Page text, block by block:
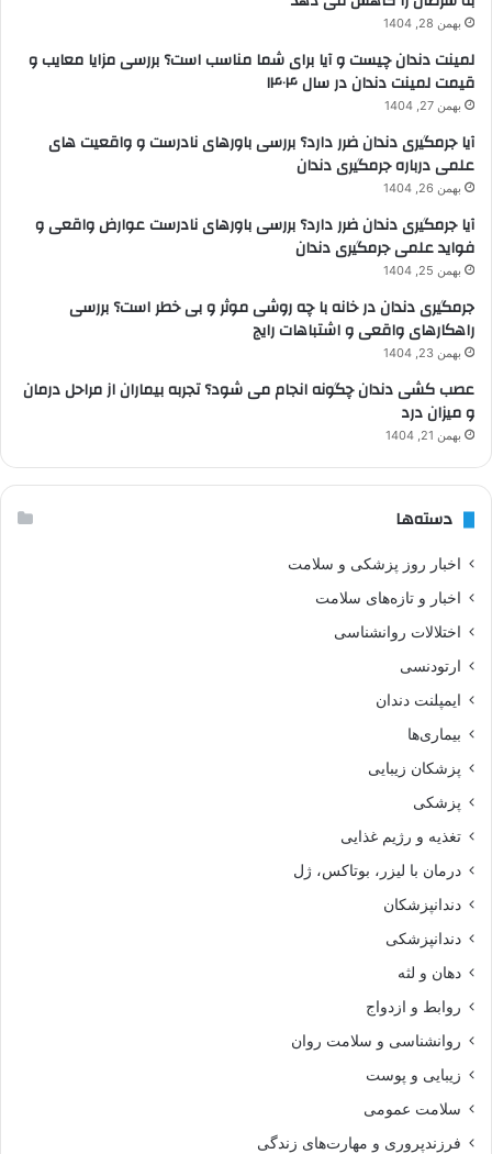
بهمن 28, 1404
لمینت دندان چیست و آیا برای شما مناسب است؟ بررسی مزایا معایب و
قیمت لمینت دندان در سال ۱۴۰۴
بهمن 27, 1404
آیا جرمگیری دندان ضرر دارد؟ بررسی باورهای نادرست و واقعیت های
علمی درباره جرمگیری دندان
بهمن 26, 1404
آیا جرمگیری دندان ضرر دارد؟ بررسی باورهای نادرست عوارض واقعی و
فواید علمی جرمگیری دندان
بهمن 25, 1404
جرمگیری دندان در خانه با چه روشی موثر و بی خطر است؟ بررسی
راهکارهای واقعی و اشتباهات رایج
بهمن 23, 1404
عصب کشی دندان چگونه انجام می شود؟ تجربه بیماران از مراحل درمان
و میزان درد
بهمن 21, 1404
دسته‌ها
اخبار روز پزشکی و سلامت
اخبار و تازه‌های سلامت
اختلالات روانشناسی
ارتودنسی
ایمپلنت دندان
بیماری‌ها
پزشکان زیبایی
پزشکی
تغذیه و رژیم غذایی
درمان با لیزر، بوتاکس، ژل
دندانپزشکان
دندانپزشکی
دهان و لثه
روابط و ازدواج
روانشناسی و سلامت روان
زیبایی و پوست
سلامت عمومی
فرزندپروری و مهارت‌های زندگی